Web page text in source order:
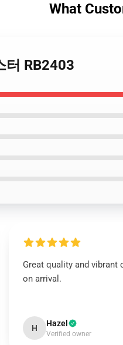
What
터 RB2403
Great quality and
on arrival.
H Hazel
Verified owner